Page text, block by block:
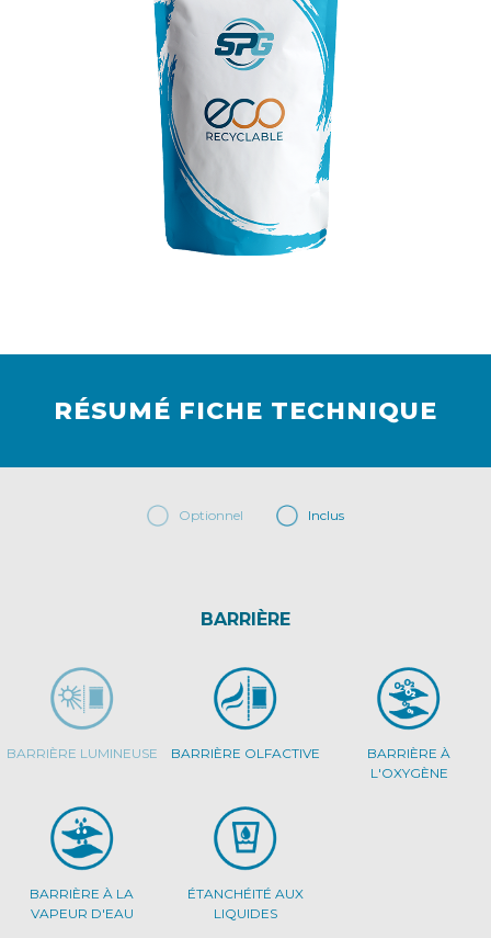
RÉSUMÉ FICHE TECHNIQUE
Optionnel Inclus
BARRIÈRE
BARRIÈRE LUMINEUSE BARRIÈRE OLFACTIVE
BARRIÈRE À
L'OXYGÈNE
BARRIÈRE À LA
VAPEUR D'EAU
ÉTANCHÉITÉ AUX
LIQUIDES